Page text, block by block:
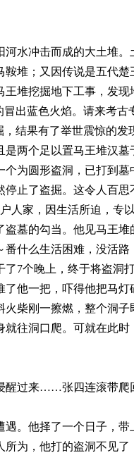
河水冲击而成的大土堆。
鞍堆；又因传说是五代
王堆挖掘地下工事，发
出蓝色火焰。请来考
，结果有了举世震惊的
两个足以置马王堆汉
为圆形盗洞，已打到
停止了盗掘。这令人百思
人家，因生活所迫，专
墓的勾当。他见马王
什么生活困难，没活
了7个晚上，终于将盗洞
他一把，吓得他把马
柴刚一擦燃，整个洞
往洞口爬。可就在此
醒过来……张四连滚带爬
遇。他择了一个日子，
为，他打的盗洞不见